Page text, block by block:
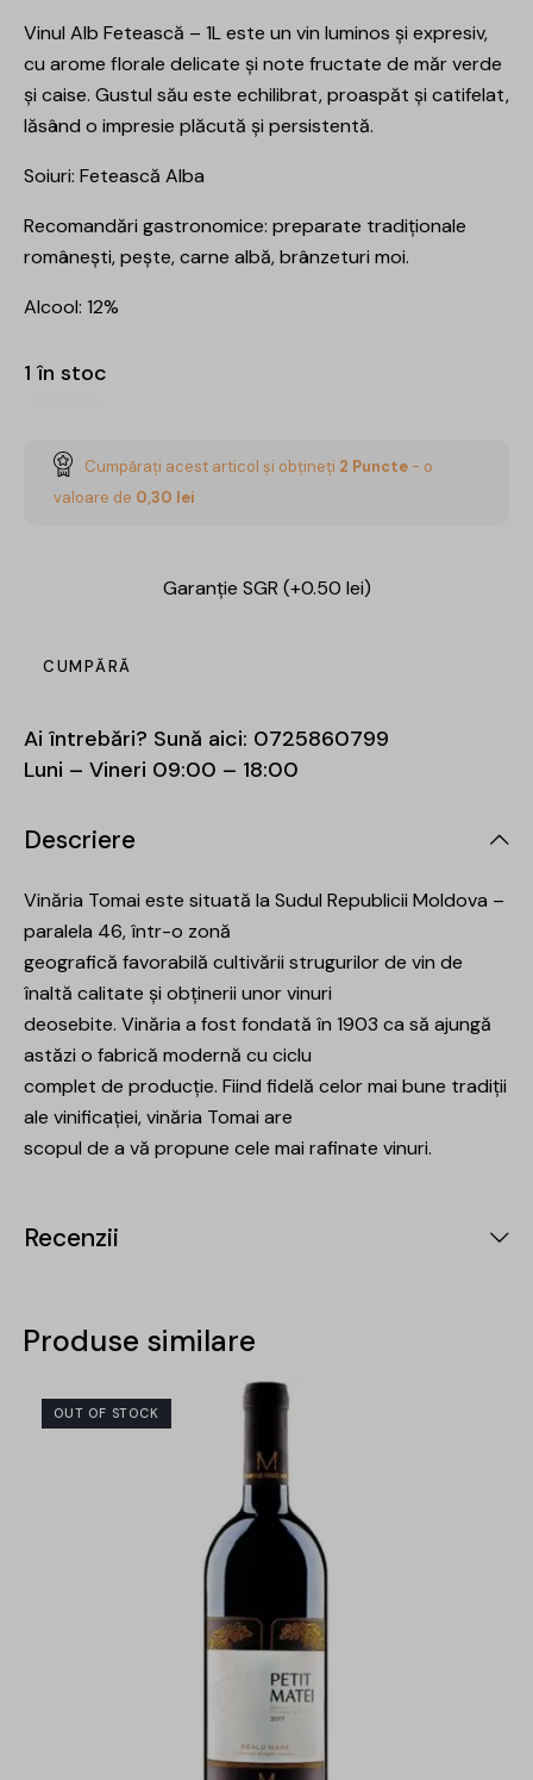
Vinul Alb Fetească – 1L este un vin luminos și expresiv,
cu arome florale delicate și note fructate de măr verde
și caise. Gustul său este echilibrat, proaspăt și catifelat,
lăsând o impresie plăcută și persistentă.
Soiuri: Fetească Alba
Recomandări gastronomice: preparate tradiționale
românești, pește, carne albă, brânzeturi moi.
Alcool: 12%
1 în stoc
Cumpărați acest articol și obțineți 2 Puncte - o
valoare de 0,30 lei
Garanție SGR (+0.50 lei)
CUMPĂRĂ
Ai întrebări? Sună aici: 0725860799
Luni – Vineri 09:00 – 18:00
Descriere
Vinăria Tomai este situată la Sudul Republicii Moldova –
paralela 46, într-o zonă
geografică favorabilă cultivării strugurilor de vin de
înaltă calitate și obținerii unor vinuri
deosebite. Vinăria a fost fondată în 1903 ca să ajungă
astăzi o fabrică modernă cu ciclu
complet de producție. Fiind fidelă celor mai bune tradiții
ale vinificației, vinăria Tomai are
scopul de a vă propune cele mai rafinate vinuri.
Recenzii
Produse similare
OUT OF STOCK